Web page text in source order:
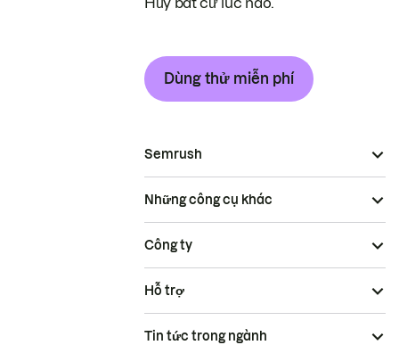
Dùng thử miễn phí
Semrush
Những công cụ khác
Công ty
Hỗ trợ
Tin tức trong ngành